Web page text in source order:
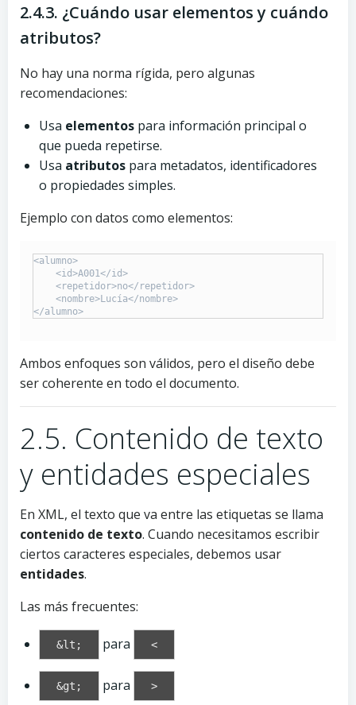
2.4.3. ¿Cuándo usar elementos y cuándo
atributos?
No hay una norma rígida, pero algunas
recomendaciones:
Usa elementos para información principal o
que pueda repetirse.
Usa atributos para metadatos, identificadores
o propiedades simples.
Ejemplo con datos como elementos:
<alumno>
    <id>A001</id>
    <repetidor>no</repetidor>
    <nombre>Lucía</nombre>
Ambos enfoques son válidos, pero el diseño debe
ser coherente en todo el documento.
2.5. Contenido de texto
y entidades especiales
En XML, el texto que va entre las etiquetas se llama
contenido de texto. Cuando necesitamos escribir
ciertos caracteres especiales, debemos usar
entidades.
Las más frecuentes:
&lt; para <
&gt; para >